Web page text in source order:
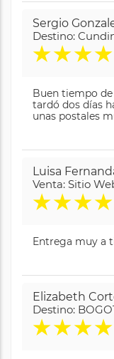
Sergio
Destino:
★★★★
Buen tiempo
tardó dos días
unas postales
Luisa
Venta: Sitio
★★★★
Entrega muy a
Elizabeth
Destino:
★★★★